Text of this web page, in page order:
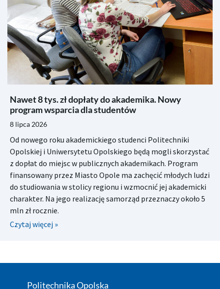
Nawet 8 tys. zł dopłaty do akademika. Nowy
program wsparcia dla studentów
8 lipca 2026
Od nowego roku akademickiego studenci Politechniki
Opolskiej i Uniwersytetu Opolskiego będą mogli skorzystać
z dopłat do miejsc w publicznych akademikach. Program
finansowany przez Miasto Opole ma zachęcić młodych ludzi
do studiowania w stolicy regionu i wzmocnić jej akademicki
charakter. Na jego realizację samorząd przeznaczy około 5
mln zł rocznie.
Czytaj więcej »
Politechnika Opolska